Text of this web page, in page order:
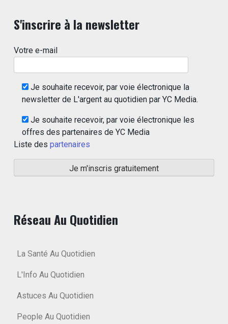
S'inscrire à la newsletter
Votre e-mail
Je souhaite recevoir, par voie électronique la
newsletter de L'argent au quotidien par YC Media.
Je souhaite recevoir, par voie électronique les
offres des partenaires de YC Media
Liste des partenaires
Réseau Au Quotidien
La Santé Au Quotidien
L'Info Au Quotidien
Astuces Au Quotidien
People Au Quotidien